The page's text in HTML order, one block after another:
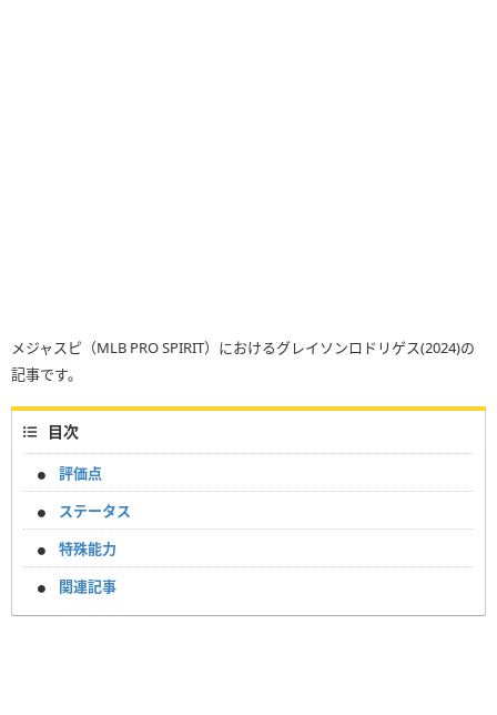
メジャスピ（MLB PRO SPIRIT）におけるグレイソンロドリゲス(2024)の
記事です。
目次
評価点
ステータス
特殊能力
関連記事